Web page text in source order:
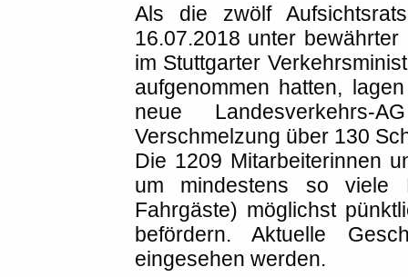
Als die zwölf
16.07.2018 unter
im Stuttgarter
aufgenommen hatten,
neue
Verschmelzung über 130
Die 1209 Mitarbeiterinnen
um mindestens so viele
Fahrgäste) möglichst
befördern. Aktuelle
eingesehen werden.